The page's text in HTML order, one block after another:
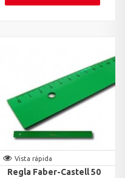
Vista rápida
Regla Faber-Castell 50